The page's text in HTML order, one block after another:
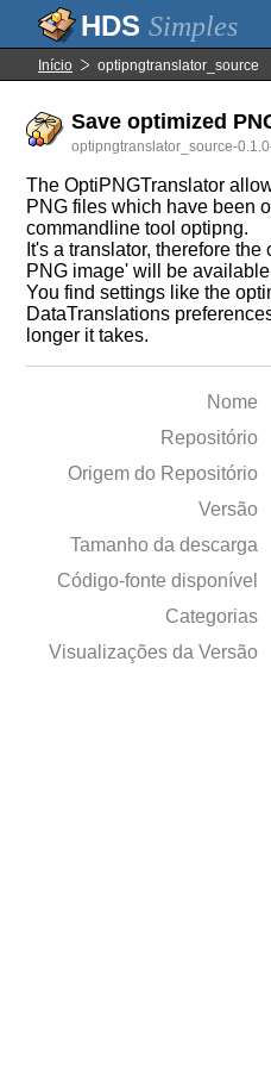
Simples
Início optipngtranslator_source
Save optimized
optipngtranslator_source-
The OptiPNGTranslator
PNG files which have been
commandline tool optipng.
It's a translator, therefore
PNG image' will be
You find settings like the
DataTranslations
longer it takes.
Nome
Repositório
Origem do Repositório
Versão
Tamanho da descarga
Código-fonte disponível
Categorias
Visualizações da Versão